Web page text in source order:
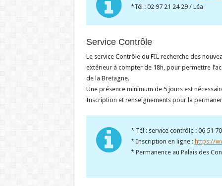
*Tél : 02 97 21 24 29 / Léa
Service Contrôle
Le service Contrôle du FIL recherche des
extérieur à compter de 18h, pour permettre
de la Bretagne.
Une présence minimum de 5 jours est
Inscription et renseignements pour la
* Tél : service contrôle : 06 51
* Inscription en ligne : https://
* Permanence au Palais des